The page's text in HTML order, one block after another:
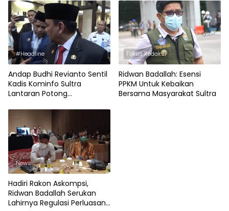
#Headline
Andap Budhi Revianto Sentil
Kadis Kominfo Sultra
Lantaran Potong
Fokus Redaksi
Ridwan Badallah: Esensi
PPKM Untuk Kebaikan
Bersama Masyarakat Sultra
News
Hadiri Rakon Askompsi,
Ridwan Badallah Serukan
Lahirnya Regulasi Perluasan